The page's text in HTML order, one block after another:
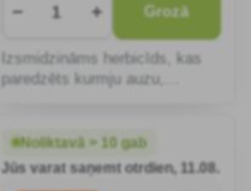
− + Grozā
Izsmidzināms herbicīds, kas
paredzēts kurmju auzu,
viendīgļlapju nezāļu
ierobežošanai kviešos,
Noliktavā > 10 gab
Jūs varat saņemt otrdien, 11.08.